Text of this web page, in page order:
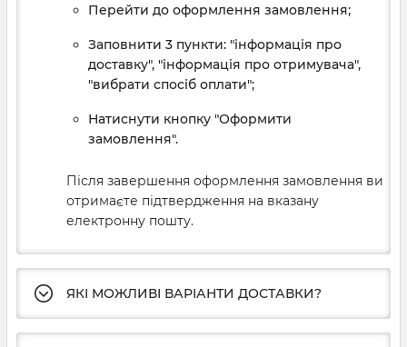
Перейти до оформлення замовлення;
Заповнити 3 пункти: "інформація про
доставку", "інформація про отримувача",
"вибрати спосіб оплати";
Натиснути кнопку "Оформити
замовлення".
Після завершення оформлення замовлення ви
отримаєте підтвердження на вказану
електронну пошту.
ЯКІ МОЖЛИВІ ВАРІАНТИ ДОСТАВКИ?